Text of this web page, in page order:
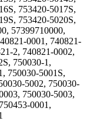
753420-5017S,
753420-5020S,
57399710000,
0001, 740821-
2, 740821-0002,
750030-1,
750030-5001S,
5002, 750030-
750030-5003,
0001,